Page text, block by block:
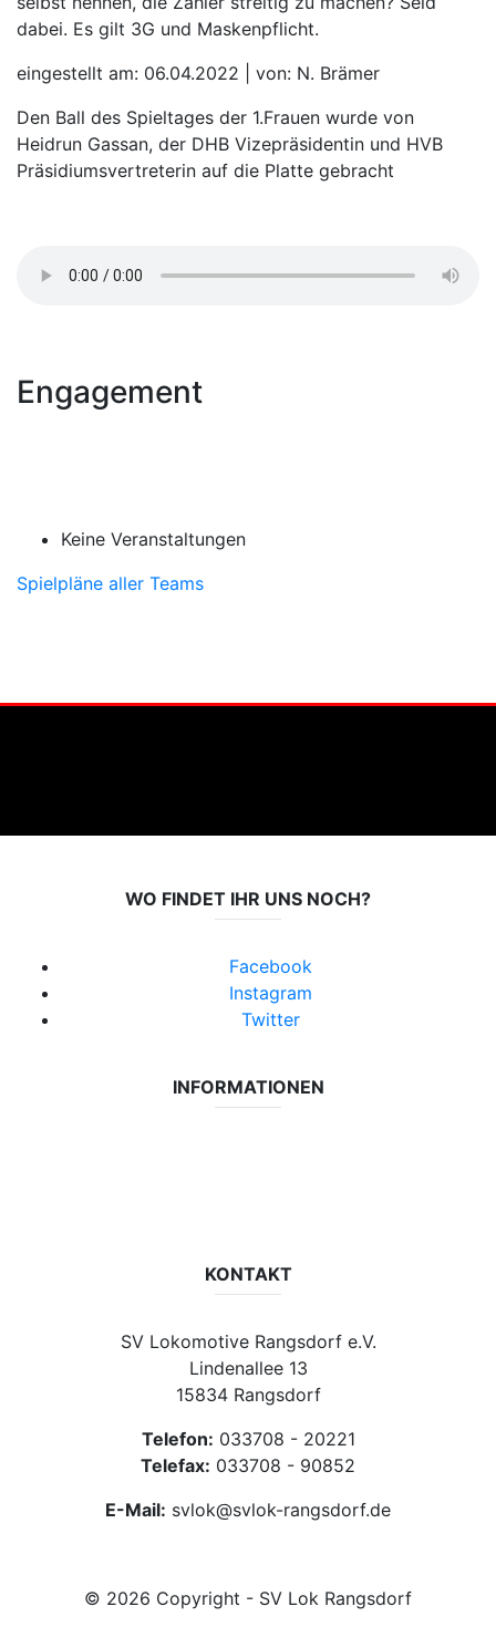
dabei. Es gilt 3G und Maskenpflicht.
eingestellt am: 06.04.2022 | von: N. Brämer
Den Ball des Spieltages der 1.Frauen wurde von
Heidrun Gassan, der DHB Vizepräsidentin und HVB
Präsidiumsvertreterin auf die Platte gebracht
Engagement
Keine Veranstaltungen
Spielpläne aller Teams
WO FINDET IHR UNS NOCH?
Facebook
Instagram
Twitter
INFORMATIONEN
KONTAKT
SV Lokomotive Rangsdorf e.V.
Lindenallee 13
15834 Rangsdorf
Telefon: 033708 - 20221
Telefax: 033708 - 90852
E-Mail: svlok@svlok-rangsdorf.de
© 2026 Copyright - SV Lok Rangsdorf